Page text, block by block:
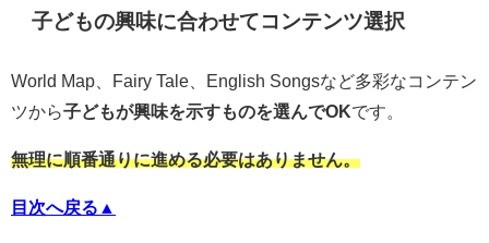
子どもの興味に合わせてコンテンツ選択
World Map、Fairy Tale、English Songsなど多彩なコンテン
ツから子どもが興味を示すものを選んでOKです。
無理に順番通りに進める必要はありません。
目次へ戻る▲